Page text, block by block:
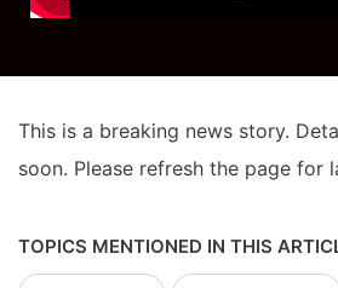
This is a breaking news story.
soon. Please refresh the page for
TOPICS MENTIONED IN THIS